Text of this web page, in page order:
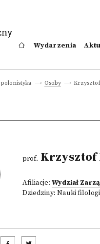
Wydarzenia
Osoby
prof. Krzysztof
Afiliacje: Wydział
Dziedziny: Nauki